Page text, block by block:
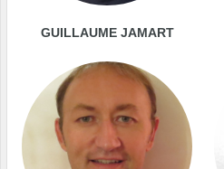
GUILLAUME JAMART